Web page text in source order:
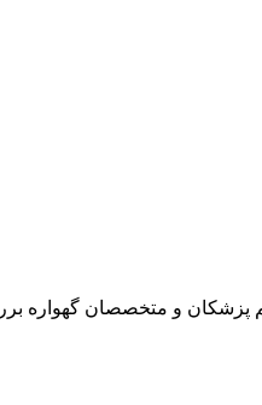
پزشکان و متخصصان گهواره